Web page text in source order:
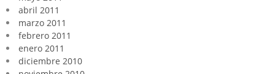
abril 2011
marzo 2011
febrero 2011
enero 2011
diciembre 2010